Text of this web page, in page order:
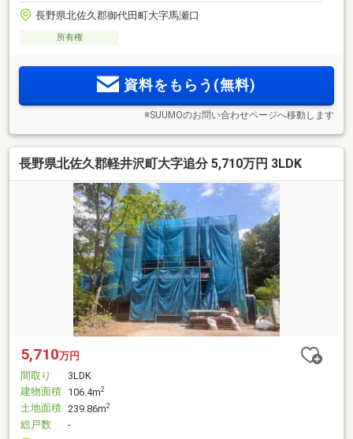
長野県北佐久郡御代田町大字馬瀬口
所有権
資料をもらう(無料)
※SUUMOのお問い合わせページへ移動します
長野県北佐久郡軽井沢町大字追分 5,710万円 3LDK
5,710万円
間取り
3LDK
建物面積 106.4m2
土地面積 239.86m2
総戸数
-